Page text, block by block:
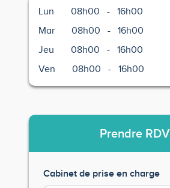
Lun 08h00 -
16h00
Mar
08h00 -
16h00
Jeu
08h00 -
16h00
Ven
08h00 - 16h00
Prendre RDV
Cabinet de prise en charge